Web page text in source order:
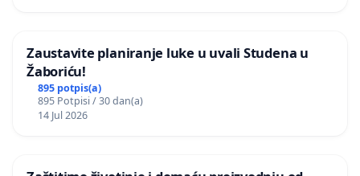
Zaustavite planiranje luke u uvali Studena u
Žaboriću!
895 potpis(a)
895 Potpisi / 30 dan(a)
14 Jul 2026